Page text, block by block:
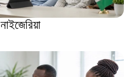
নাইজেরিয়া